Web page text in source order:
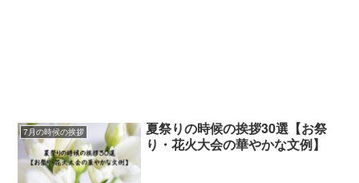
7月の時候の挨拶
夏祭りの時候の挨拶30選【お祭
り・花火大会の華やかな文例】